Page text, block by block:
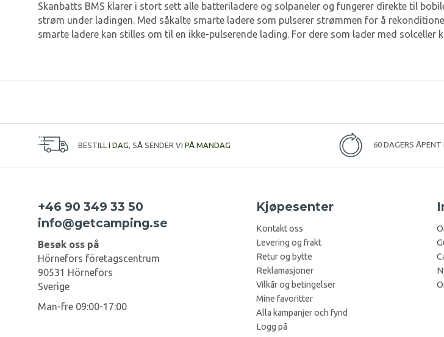
Skanbatts BMS klarer i stort sett alle batteriladere og solpaneler og fungerer direkte til
strøm under ladingen. Med såkalte smarte ladere som pulserer strømmen for å
smarte ladere kan stilles om til en ikke-pulserende lading. For dere som lader med solceller
BESTILL I DAG , SÅ SENDER VI PÅ MANDAG 60 DAGERS ÅPENT
+46 90 349 33 50
info@getcamping.se
Besøk oss på
Hörnefors företagscentrum
90531 Hörnefors
Sverige
Man-fre 09:00-17:00
Kjøpesenter
Kontakt oss
Levering og frakt
Retur og bytte
Reklamasjoner
Vilkår og betingelser
Mine favoritter
Alla kampanjer och fynd
Logg på